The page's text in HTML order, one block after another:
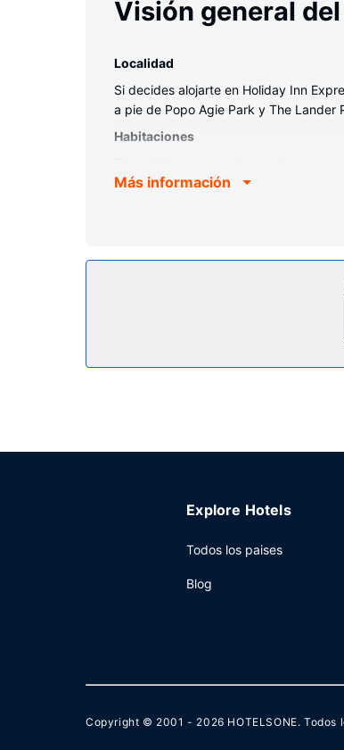
Visión general
Localidad
Si decides alojarte en Holiday Inn
a pie de Popo Agie Park y The Lander
Habitaciones
tendrás un televisor con canales por
Internet wifi gratis, una zona de pícnic
Se ofrece un desayuno bufé gratuito
Más información
Explore Hotels
Todos los paises
Blog
Copyright © 2001 - 2026 HOTELSONE. Todos